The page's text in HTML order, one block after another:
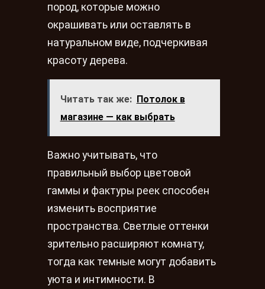
пород, которые можно
окрашивать или оставлять в
натуральном виде, подчеркивая
красоту дерева.
Читать так же: Потолок в
магазине — как выбрать
Важно учитывать, что
правильный выбор цветовой
гаммы и фактуры реек способен
изменить восприятие
пространства. Светлые оттенки
зрительно расширяют комнату,
тогда как темные могут добавить
уюта и интимности. В